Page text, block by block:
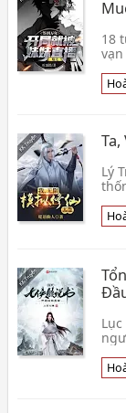
18
Lý
👦